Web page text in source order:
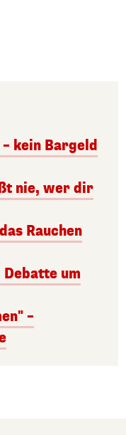
kein Bargeld
nie, wer dir
Rauchen
um
–